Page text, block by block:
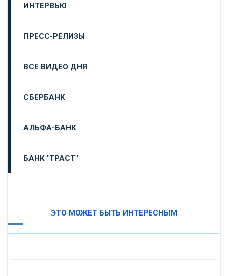
ИНТЕРВЬЮ
ПРЕСС-РЕЛИЗЫ
ВСЕ ВИДЕО ДНЯ
СБЕРБАНК
АЛЬФА-БАНК
БАНК "ТРАСТ"
ЭТО МОЖЕТ БЫТЬ ИНТЕРЕСНЫМ